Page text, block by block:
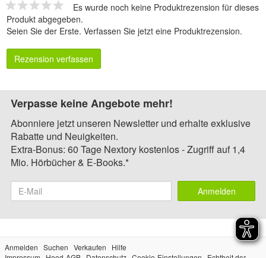
Es wurde noch keine Produktrezension für dieses
Produkt abgegeben.
Seien Sie der Erste. Verfassen Sie jetzt eine Produktrezension.
Rezension verfassen
Verpasse keine Angebote mehr!
Abonniere jetzt unseren Newsletter und erhalte exklusive
Rabatte und Neuigkeiten.
Extra-Bonus: 60 Tage Nextory kostenlos - Zugriff auf 1,4
Mio. Hörbücher & E-Books.*
Anmelden
Anmelden Suchen Verkaufen
Hilfe